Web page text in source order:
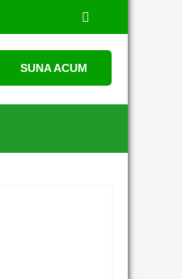
SUNA ACUM